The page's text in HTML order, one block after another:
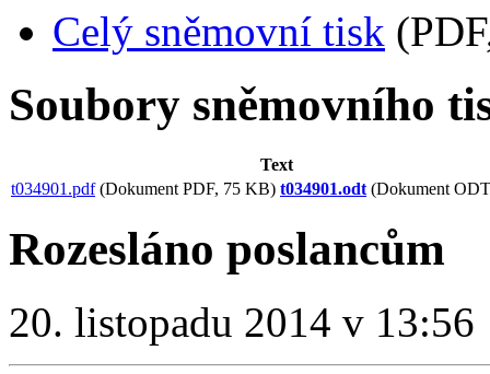
Celý sněmovní tisk
Soubory sněmovního
Text
t034901.pdf(Dokument PDF, 75 KB) t034901.odt (Dokument
Rozesláno poslancům
20. listopadu 2014 v 13:56